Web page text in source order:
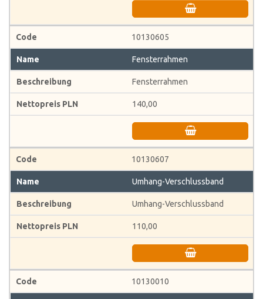
10130605
Fensterrahmen
Fensterrahmen
140,00
10130607
Umhang-Verschlussband
Umhang-Verschlussband
110,00
10130010